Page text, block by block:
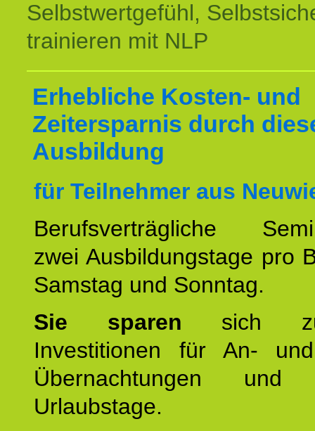
Selbstwertgefühl,
trainieren mit NLP
Erhebliche Kosten- und
Zeitersparnis durch
Ausbildung
für Teilnehmer aus
Berufsverträgliche
zwei Ausbildungstage pro
Samstag und Sonntag.
Sie sparen sich
Investitionen für An-
Übernachtungen und
Urlaubstage.